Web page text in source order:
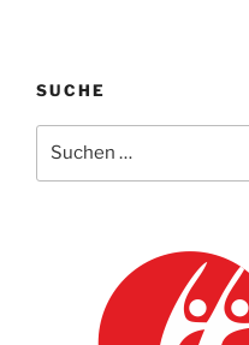
SUCHE
nach: